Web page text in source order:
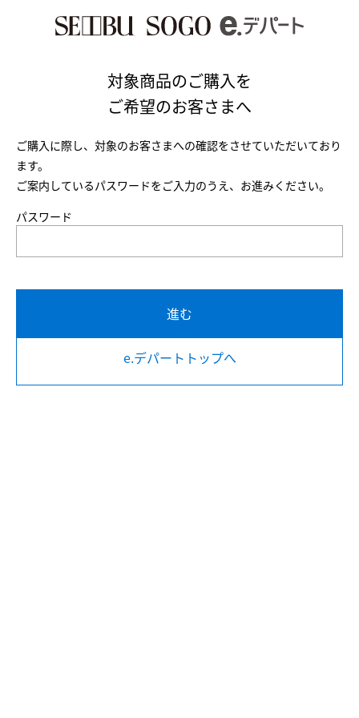
対象商品のご購入を
ご希望のお客さまへ
ご購入に際し、対象のお客さまへの確認をさせていただいており
ます。
ご案内しているパスワードをご入力のうえ、お進みください。
パスワード
進む
e.デパートトップへ